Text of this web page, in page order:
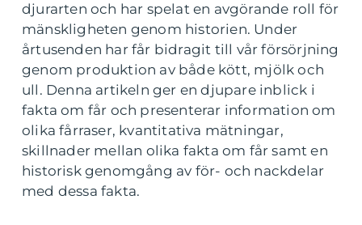
djurarten och har spelat en avgörande roll för
mänskligheten genom historien. Under
årtusenden har får bidragit till vår försörjning
genom produktion av både kött, mjölk och
ull. Denna artikeln ger en djupare inblick i
fakta om får och presenterar information om
olika fårraser, kvantitativa mätningar,
skillnader mellan olika fakta om får samt en
historisk genomgång av för- och nackdelar
med dessa fakta.